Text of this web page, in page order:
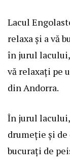
Lacul
relaxa și a vă
în jurul lacului,
vă relaxați pe
din Andorra.
În jurul
drumeție și de
bucurați de